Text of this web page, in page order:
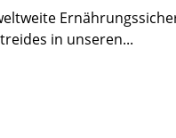
in unseren...